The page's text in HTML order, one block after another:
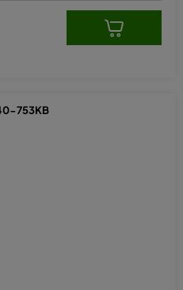
753KB